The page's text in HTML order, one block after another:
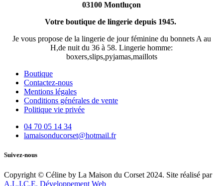
03100 Montluçon
Votre boutique de lingerie depuis 1945.
Je vous propose de la lingerie de jour féminine du bonnets A au
H,de nuit du 36 à 58. Lingerie homme:
boxers,slips,pyjamas,maillots
Boutique
Contactez-nous
Mentions légales
Conditions générales de vente
Politique vie privée
04 70 05 14 34
lamaisonducorset@hotmail.fr
Suivez-nous
Copyright © Céline by La Maison du Corset 2024. Site réalisé par
A.L.I.C.E. Développement Web